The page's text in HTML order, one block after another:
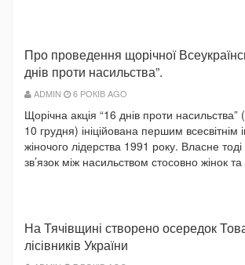
Про проведення щорічної
днів проти насильства”.
ADMIN 6 РОКІВ AGO
Щорічна акція “16 днів проти
10 грудня) ініційована першим всесвітнім
жіночого лідерства 1991 року. Власне
зв’язок між насильством стосовно жінок
На Тячівщині створено осередок
лісівників України